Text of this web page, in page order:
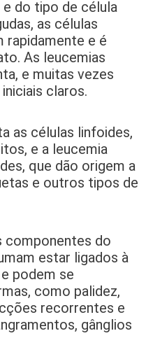
do tipo de célula
as células
rapidamente e é
As leucemias
e muitas vezes
claros.
as células linfoides,
e a leucemia
que dão origem a
e outros tipos de
componentes do
estar ligados à
podem se
como palidez,
recorrentes e
gânglios